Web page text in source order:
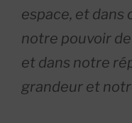
espace, et dans
notre pouvoir
et dans notre
grandeur et